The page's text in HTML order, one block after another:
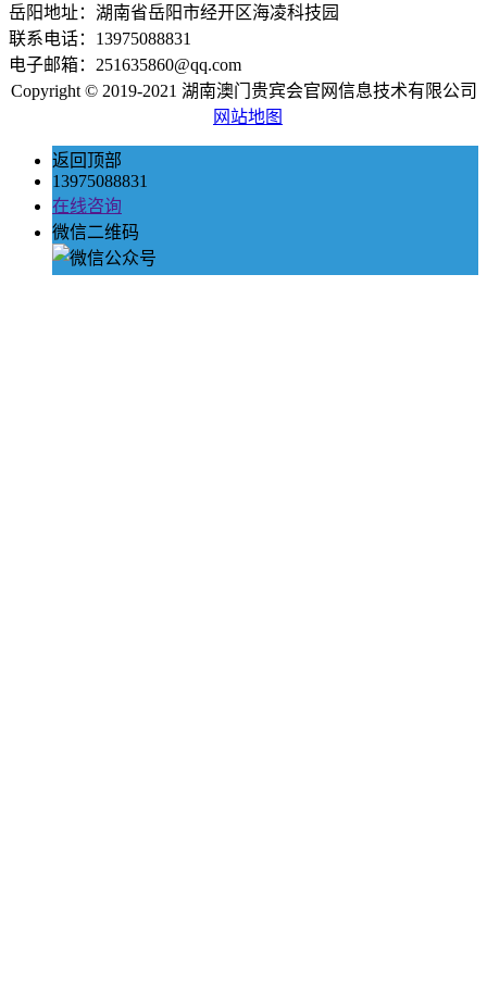
岳阳地址：湖南省岳阳市经开区海凌科技园
联系电话：13975088831
电子邮箱：251635860@qq.com
Copyright © 2019-2021 湖南澳门贵宾会官网信息技术有限公司
网站地图
返回顶部
13975088831
在线咨询
微信二维码